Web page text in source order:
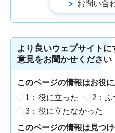
より良いウェブサイト
意見をお聞かせください
このページの情報はお役
1：役に立った
2：ふ
3：役に立たなかった
このページの情報は見つ